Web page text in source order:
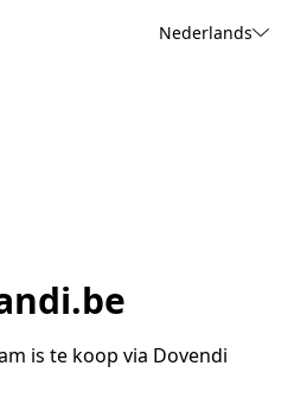
Nederlands
is te koop via Dovendi